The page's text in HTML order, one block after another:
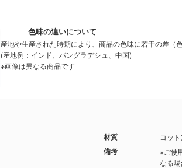
色味の違いについて
産地や生産された時期により、商品の色味に若干の差（
(産地例：インド、バングラデシュ、中国)
※画像は異なる商品です
材質 コッ
備考
※ご使
なる場